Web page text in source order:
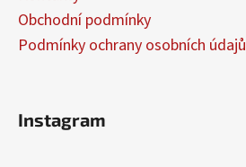
Obchodní podmínky
Podmínky ochrany osobních údajů
Instagram